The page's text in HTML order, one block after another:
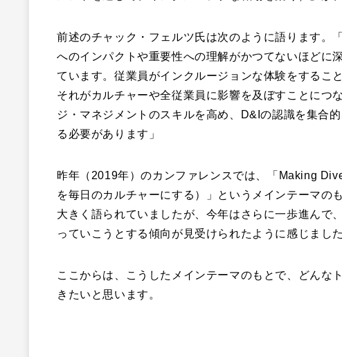
前述のチャック・フェルツ氏は次のように語ります。
へのインパクトや重要性への理解がかつてないほどに
ています。従業員がインクルージョンな体験をするこ
それがカルチャーや全従業員に影響を及ぼすことにつ
ジ・マネジメントのスキルを高め、D&Iの認識を集合
る必要があります」
昨年（2019年）のカンファレンスでは、「Making
を毎日のカルチャーにする）」というメインテーマの
大きく語られていましたが、今年はさらに一歩進んで
っていこうとする傾向が見受けられたように感じました
ここからは、こうしたメインテーマのもとで、どんな
きたいと思います。